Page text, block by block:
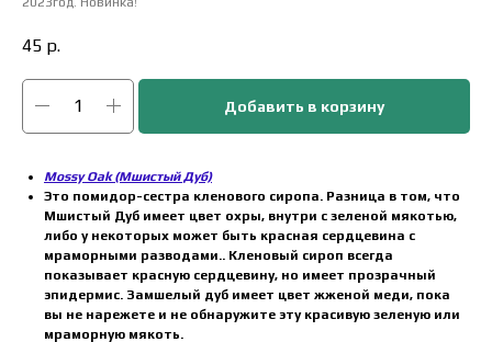
45 р.
Добавить в корзину
Mossy Oak (Мшистый Дуб)
Это помидор-сестра кленового сиропа. Разница в том, что
Мшистый Дуб имеет цвет охры, внутри с зеленой мякотью,
либо у некоторых может быть красная сердцевина с
мраморными разводами.. Кленовый сироп всегда
показывает красную сердцевину, но имеет прозрачный
эпидермис. Замшелый дуб имеет цвет жженой меди, пока
вы не нарежете и не обнаружите эту красивую зеленую или
мраморную мякоть.